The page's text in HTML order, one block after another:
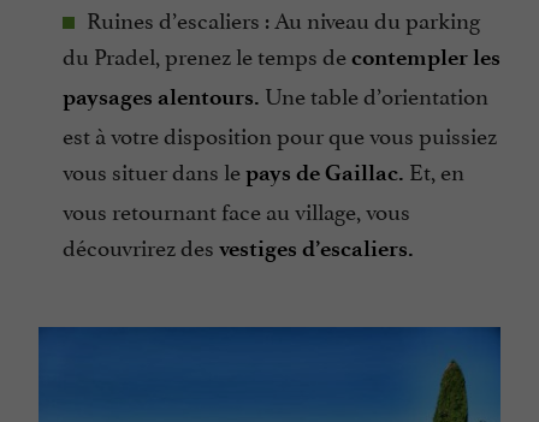
Ruines d’escaliers : Au niveau du parking
du Pradel, prenez le temps decontempler les
paysages alentours. Une table d’orientation
est à votre disposition pour que vous puissiez
vous situer dans lepays de Gaillac. Et, en
vous retournant face au village, vous
découvrirez des vestiges d’escaliers.